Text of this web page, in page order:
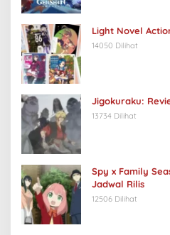
Light Novel
14050 Dilihat
Jigokuraku:
13734 Dilihat
Spy x Family
Jadwal Rilis
12506 Dilihat